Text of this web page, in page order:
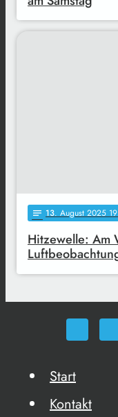
notes 13. August 2025
Hitzewelle: Am
Start
Kontakt